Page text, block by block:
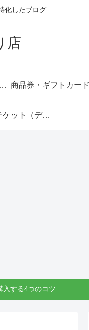
化したブログ
店
新幹線・電車・バス・飛行機 商品券・ギフトカード
レジャーチケット（ディズニー・USJ他）
入する4つのコツ